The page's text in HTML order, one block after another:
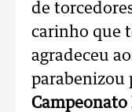
de
carinho que
agradeceu
parabenizou
Campeonato